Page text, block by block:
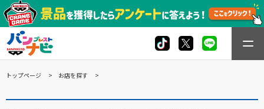
トップページ お店を探す